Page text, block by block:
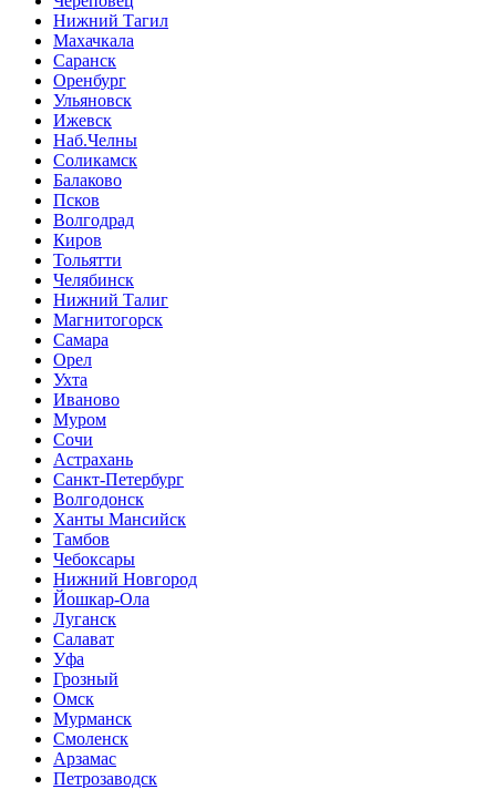
Нижний Тагил
Махачкала
Саранск
Оренбург
Ульяновск
Ижевск
Наб.Челны
Соликамск
Балаково
Псков
Волгодрад
Киров
Тольятти
Челябинск
Нижний Талиг
Магнитогорск
Самара
Орел
Ухта
Иваново
Муром
Сочи
Астрахань
Санкт-Петербург
Волгодонск
Ханты Мансийск
Тамбов
Чебоксары
Нижний Новгород
Йошкар-Ола
Луганск
Салават
Уфа
Грозный
Омск
Мурманск
Смоленск
Арзамас
Петрозаводск